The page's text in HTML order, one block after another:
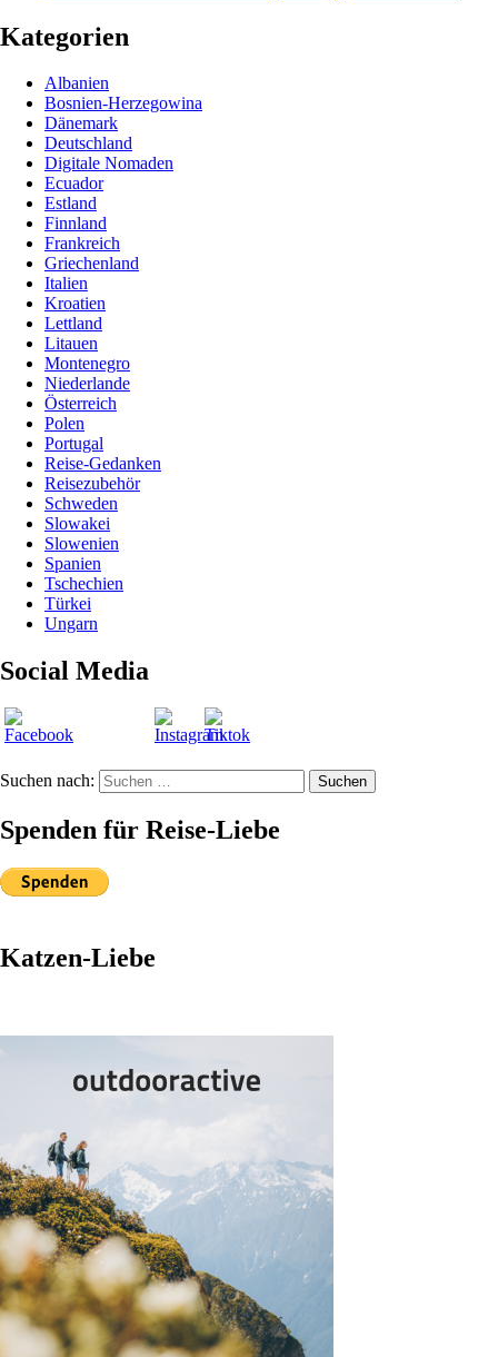
Kategorien
Albanien
Bosnien-Herzegowina
Dänemark
Deutschland
Digitale Nomaden
Ecuador
Estland
Finnland
Frankreich
Griechenland
Italien
Kroatien
Lettland
Litauen
Montenegro
Niederlande
Österreich
Polen
Portugal
Reise-Gedanken
Reisezubehör
Schweden
Slowakei
Slowenien
Spanien
Tschechien
Türkei
Ungarn
Social Media
Suchen nach: Suchen
Spenden für Reise-Liebe
Katzen-Liebe